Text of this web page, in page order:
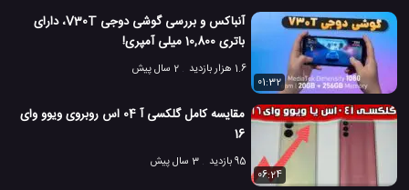
آنباکس و بررسی گوشی دوجی V30T، دارای
باتری 10,800 میلی آمپری!
1.6 هزار بازدید
2 سال پیش
01:32
مقایسه کامل گلکسی آ 04 اس روبروی ویوو وای
16
95 بازدید
3 سال پیش
06:24